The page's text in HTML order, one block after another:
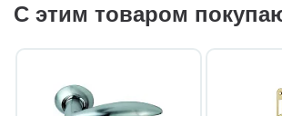
С этим товаром